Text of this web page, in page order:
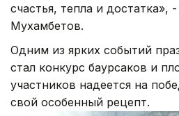
счастья, тепла и достатка»,
Мухамбетов.
Одним из ярких событий
стал конкурс баурсаков и
участников надеется на
свой особенный рецепт.